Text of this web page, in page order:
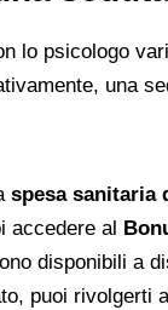
lo psicologo
una
spesa sanitaria
accedere al
disponibili a
puoi rivolgerti